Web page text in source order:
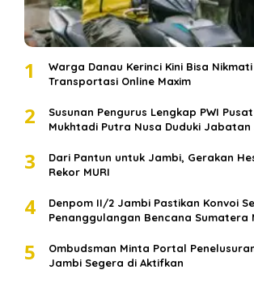
1
Warga Danau Kerinci Kini Bisa
Transportasi Online Maxim
2
Susunan Pengurus Lengkap PWI
Mukhtadi Putra Nusa Duduki
3
Dari Pantun untuk Jambi, Gerakan
Rekor MURI
4
Denpom II/2 Jambi Pastikan Konvoi
Penanggulangan Bencana Sumatera
5
Ombudsman Minta Portal
Jambi Segera di Aktifkan